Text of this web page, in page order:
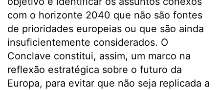
com o horizonte 2040 que não são fontes
de prioridades europeias ou que são ainda
insuficientemente considerados. O
Conclave constitui, assim, um marco na
reflexão estratégica sobre o futuro da
Europa, para evitar que não seja replicada a